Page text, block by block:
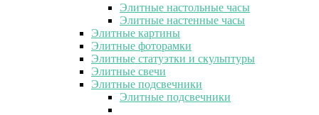
Элитные настольные часы
Элитные настенные часы
Элитные картины
Элитные фоторамки
Элитные статуэтки и скульптуры
Элитные свечи
Элитные подсвечники
Элитные подсвечники